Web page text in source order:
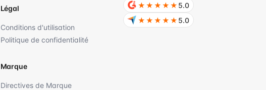
Légal
Conditions d'utilisation
Politique de confidentialité
Marque
Directives de Marque
★★★★★ 5.0
★★★★★ 5.0